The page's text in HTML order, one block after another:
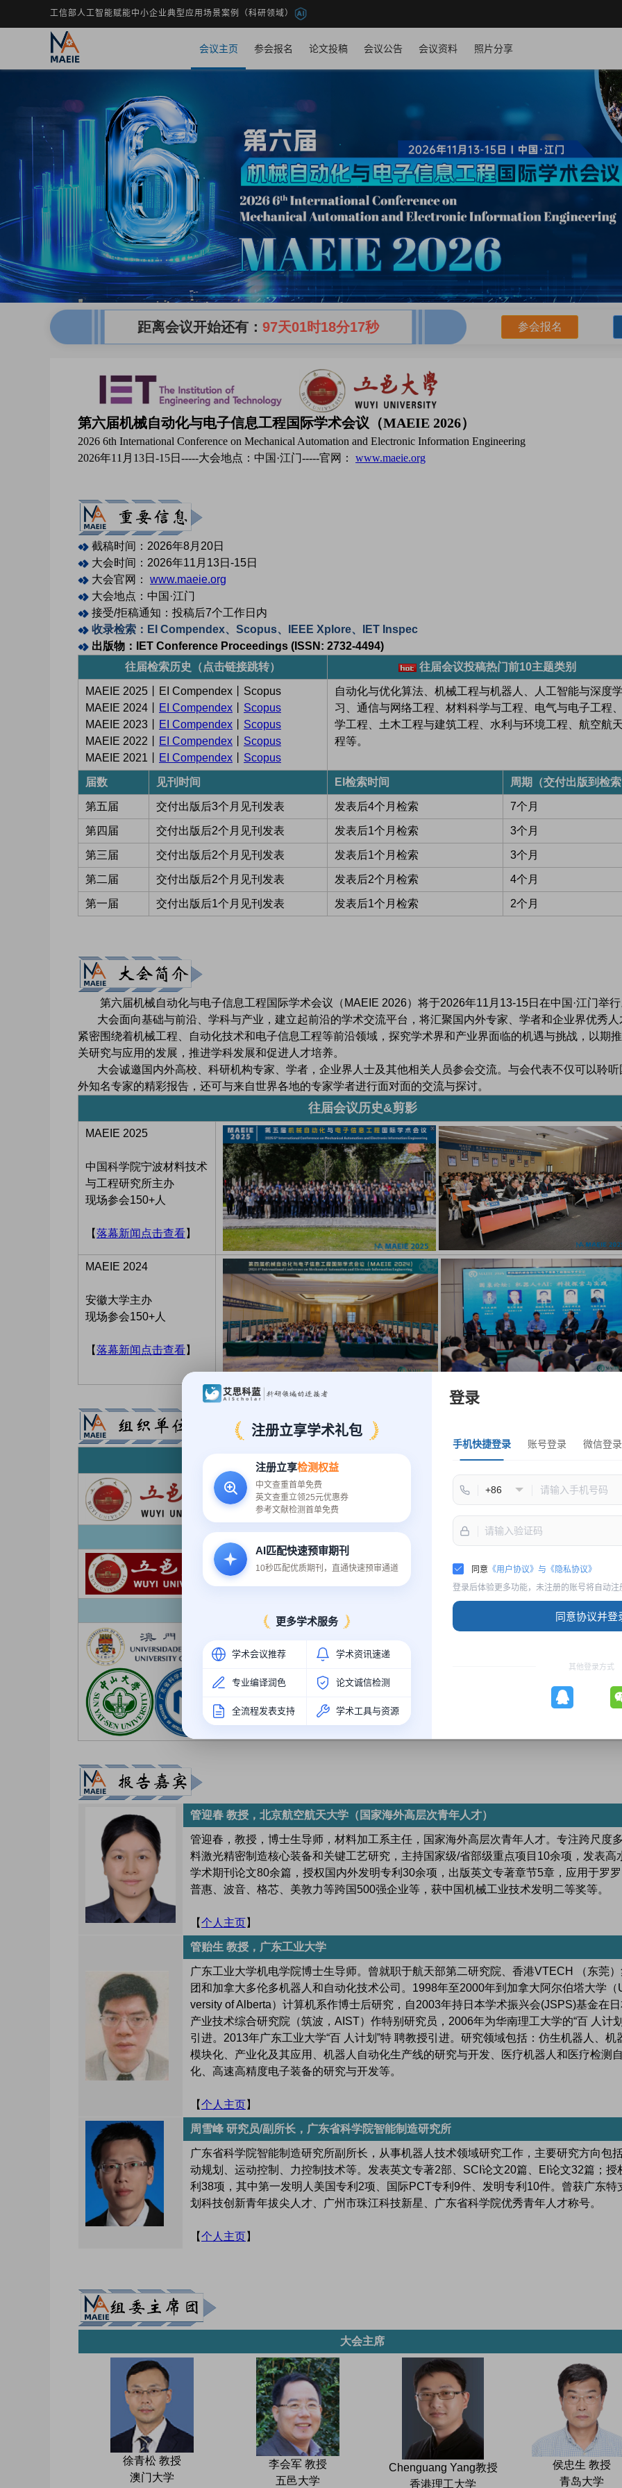
注册立享学术礼包
注册立享检测权益
中文查重首单免费
英文查重立领25元优惠券
参考文献检测首单免费
AI匹配快速预审期刊
10秒匹配优质期刊，直通快速预审通道
更多学术服务
学术会议推荐 学术资讯速递
专业编译润色 论文诚信检测
全流程发表支持 学术工具与资源
登录
手机快捷登录 账号登录 微信登录
同意 《用户协议》与《隐私协议》
登录后体验更多功能，未注册的账号将自动注
同意协议并登
其他登录方式
工信部人工智能赋能中小企业典型应用场景案例（科研领域）
会议主页 参会报名 论文投稿 会议公告 会议资料 照片分享
距离会议开始还有： 97天01时18分16秒 参会报名
第六届机械自动化与电子信息工程国际学术会议（MAEIE 2026）
2026 6th International Conference on Mechanical Automation and Electronic Information Engineering
2026年11月13日-15日-----大会地点：中国·江门-----官网： www.maeie.org
截稿时间：2026年8月20日
大会时间：2026年11月13日-15日
大会官网： www.maeie.org
大会地点：中国·江门
接受/拒稿通知：投稿后7个工作日内
收录检索：EI Compendex、Scopus、IEEE Xplore、IET Inspec
出版物：IET Conference Proceedings (ISSN: 2732-4494)
往届检索历史（点击链接跳转）
往届会议投稿热门前10主题类别
MAEIE 2025丨EI Compendex丨Scopus
MAEIE 2024丨
EI Compendex
Scopus
MAEIE 2023丨
EI Compendex
Scopus
MAEIE 2022丨
EI Compendex
Scopus
MAEIE 2021丨
EI Compendex Scopus
自动化与优化算法、机械工程与机器人、人工智能与深度
习、通信与网络工程、材料科学与工程、电气与电子工程
学工程、土木工程与建筑工程、水利与环境工程、航空航
程等。
届数 见刊时间 EI检索时间 周期（交付出版到检
第五届 交付出版后3个月见刊发表 发表后4个月检索 7个月
第四届 交付出版后2个月见刊发表 发表后1个月检索 3个月
第三届 交付出版后2个月见刊发表 发表后1个月检索 3个月
第二届 交付出版后2个月见刊发表 发表后2个月检索 4个月
第一届 交付出版后1个月见刊发表 发表后1个月检索 2个月
第六届机械自动化与电子信息工程国际学术会议（MAEIE 2026）将于2026年11月13-15日在中国·江门举
大会面向基础与前沿、学科与产业，建立起前沿的学术交流平台，将汇聚国内外专家、学者和企业界优秀人
紧密围绕着机械工程、自动化技术和电子信息工程等前沿领域，探究学术界和产业界面临的机遇与挑战，以期
关研究与应用的发展，推进学科发展和促进人才培养。
大会诚邀国内外高校、科研机构专家、学者，企业界人士及其他相关人员参会交流。与会代表不仅可以聆听
外知名专家的精彩报告，还可与来自世界各地的专家学者进行面对面的交流与探讨。
往届会议历史&剪影
MAEIE 2025
中国科学院宁波材料技术
与工程研究所主办
现场参会150+人
【落幕新闻点击查看】
MAEIE 2024
安徽大学主办
现场参会150+人
【落幕新闻点击查看】
主办单位
管迎春 教授，北京航空航天大学（国家海外高层次青年人才）
管迎春，教授，博士生导师，材料加工系主任，国家海外高层次青年人才。专注跨尺度
料激光精密制造核心装备和关键工艺研究，主持国家级/省部级重点项目10余项，发表高
学术期刊论文80余篇，授权国内外发明专利30余项，出版英文专著章节5章，应用于罗
普惠、波音、格芯、美敦力等跨国500强企业等，获中国机械工业技术发明二等奖等。
【个人主页】
管贻生 教授，广东工业大学
广东工业大学机电学院博士生导师。曾就职于航天部第二研究院、香港VTECH （东莞
团和加拿大多伦多机器人和自动化技术公司。1998年至2000年到加拿大阿尔伯塔大学（
versity of Alberta）计算机系作博士后研究，自2003年持日本学术振兴会(JSPS)基金在
产业技术综合研究院（筑波，AIST）作特别研究员，2006年为华南理工大学的“百 人计
引进。2013年广东工业大学“百 人计划”特 聘教授引进。研究领域包括：仿生机器人、机
模块化、产业化及其应用、机器人自动化生产线的研究与开发、医疗机器人和医疗检测
化、高速高精度电子装备的研究与开发等。
【个人主页】
周雪峰 研究员/副所长，广东省科学院智能制造研究所
广东省科学院智能制造研究所副所长，从事机器人技术领域研究工作，主要研究方向包
动规划、运动控制、力控制技术等。发表英文专著2部、SCI论文20篇、EI论文32篇；授
利38项，其中第一发明人美国专利2项、国际PCT专利9件、发明专利10件。曾获广东特
划科技创新青年拔尖人才、广州市珠江科技新星、广东省科学院优秀青年人才称号。
【个人主页】
大会主席
徐青松 教授
澳门大学
李会军 教授
五邑大学
Chenguang Yang教授
香港理工大学
侯忠生 教授
青岛大学